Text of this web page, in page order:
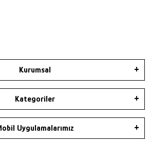
Kurumsal
Kategoriler
Uygulamalarımız